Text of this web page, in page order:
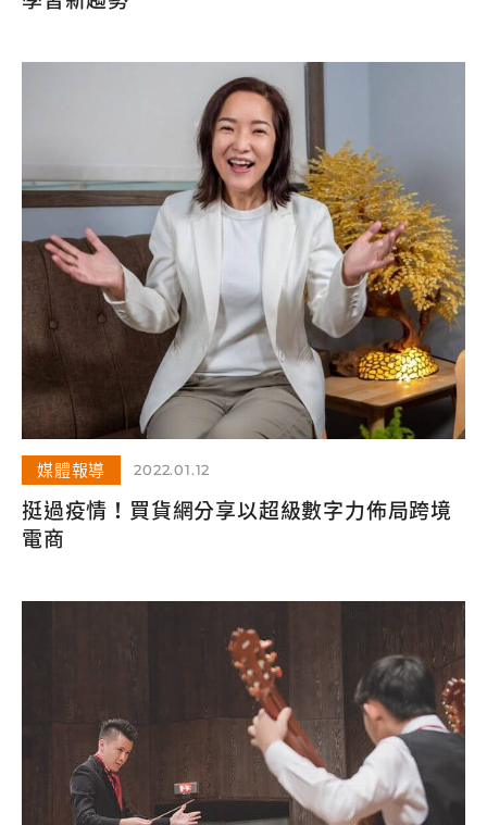
媒體報導 2022.01.12
挺過疫情！買貨網分享以超級數字力佈局跨境
電商